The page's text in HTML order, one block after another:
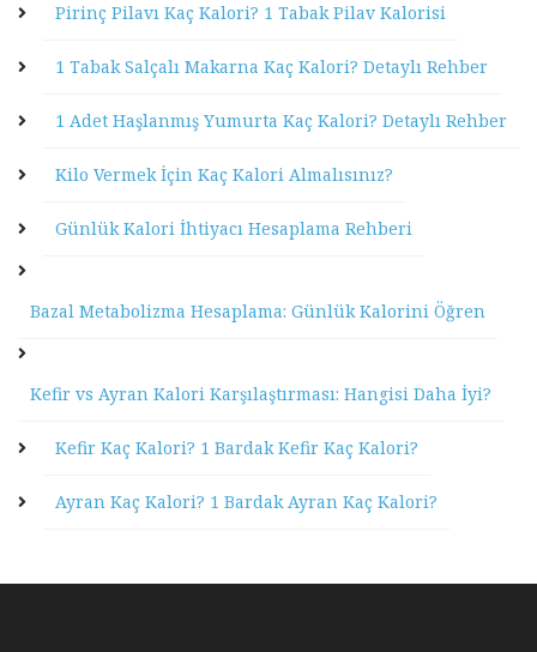
Pirinç Pilavı Kaç Kalori? 1 Tabak Pilav Kalorisi
1 Tabak Salçalı Makarna Kaç Kalori? Detaylı Rehber
1 Adet Haşlanmış Yumurta Kaç Kalori? Detaylı Rehber
Kilo Vermek İçin Kaç Kalori Almalısınız?
Günlük Kalori İhtiyacı Hesaplama Rehberi
Bazal Metabolizma Hesaplama: Günlük Kalorini Öğren
Kefir vs Ayran Kalori Karşılaştırması: Hangisi Daha İyi?
Kefir Kaç Kalori? 1 Bardak Kefir Kaç Kalori?
Ayran Kaç Kalori? 1 Bardak Ayran Kaç Kalori?